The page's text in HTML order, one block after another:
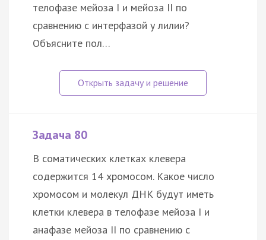
телофазе мейоза I и мейоза II по
сравнению с интерфазой у лилии?
Объясните пол…
Задача 80
В соматических клетках клевера
содержится 14 хромосом. Какое число
хромосом и молекул ДНК будут иметь
клетки клевера в телофазе мейоза I и
анафазе мейоза II по сравнению с